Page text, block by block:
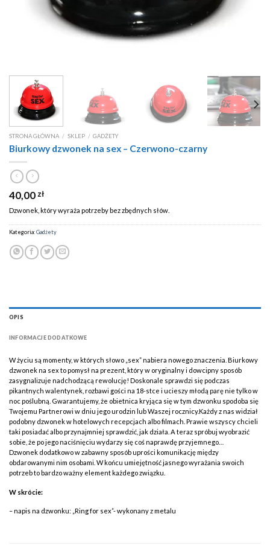
STRONA GŁÓWNA / SKLEP / GADŻETY
Biurkowy dzwonek na sex – Czerwono-czarny
40,00 zł
Dzwonek, który wyraża potrzeby bez zbędnych słów.
Kategoria:Gadżety
OPIS
INFORMACJE DODATKOWE
W życiu są momenty, w których słowo „sex” nabiera nowego znaczenia. Biurkowy
dzwonek na sex to pomysł na prezent, który w oryginalny i dowcipny sposób
zasygnalizuje nadchodzącą rewolucję! Doskonale sprawdzi się podczas
pikantnych walentynek, rozbawi gości na 18-stce i ucieszy młodą parę nie tylko w
noc poślubną. Gwarantujemy, że obietnica kryjąca się w tym dzwonku spodoba się
Twojemu Partnerowi w dniu jego urodzin lub Waszej rocznicy.Każdy z nas widział
podobny dzwonek w hotelowych recepcjach albo filmach. Prawie wszyscy chcieli
taki posiadać albo przynajmniej sprawdzić, jak działa. A teraz spróbuj wyobrazić
sobie, że po jego naciśnięciu wydarzy się coś naprawdę przyjemnego…
Dzwonek dodatkowo w zabawny sposób uprości komunikację między
obdarowanymi nim osobami. W końcu umiejętność jasnego wyrażania swoich
potrzeb to bardzo ważny element każdego związku.
W skrócie:
– napis na dzwonku: „Ring for sex”- wykonany z metalu